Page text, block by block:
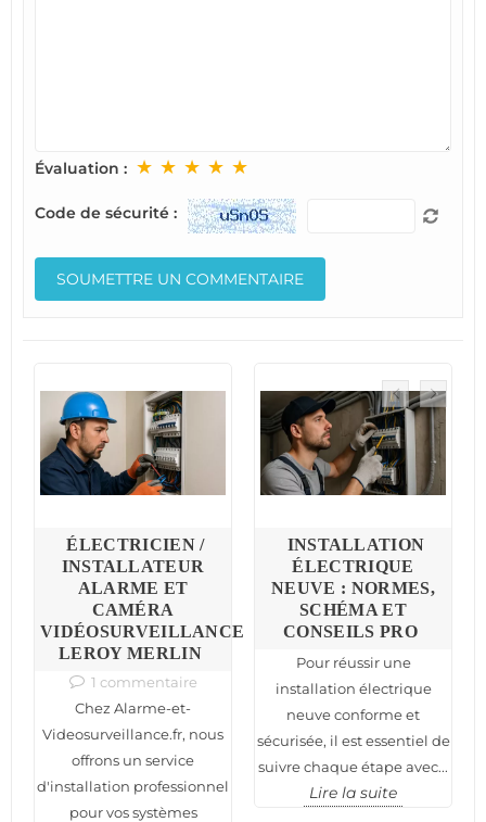
Évaluation : ★ ★ ★ ★ ★
Code de sécurité :
ÉLECTRICIEN /
INSTALLATEUR
ALARME ET
CAMÉRA
VIDÉOSURVEILLANCE
LEROY MERLIN
1 commentaire
Chez Alarme-et-
Videosurveillance.fr, nous
offrons un service
d'installation professionnel
pour vos systèmes
INSTALLATION
ÉLECTRIQUE
NEUVE : NORMES,
SCHÉMA ET
CONSEILS PRO
Pour réussir une
installation électrique
neuve conforme et
sécurisée, il est essentiel de
suivre chaque étape avec...
Lire la suite